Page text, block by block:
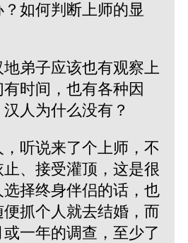
如何判断上师的显
弟子应该也有观察上
时间，也有各种因
人为什么没有？
听说来了个上师，不
、接受灌顶，这是很
择终身伴侣的话，也
抓个人就去结婚，而
一年的调查，至少了